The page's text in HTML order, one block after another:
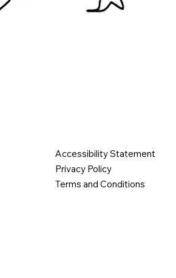
Accessibility Statement
Privacy Policy
Terms and Conditions